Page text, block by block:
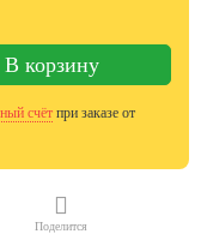
В корзину
счёт при заказе от
Поделится